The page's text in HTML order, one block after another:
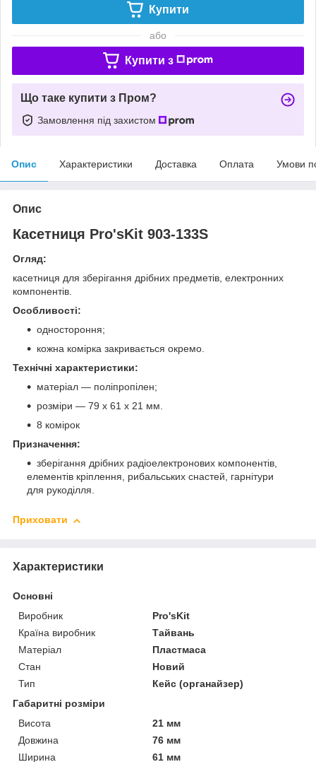
Купити
або
Купити з
Що таке купити з Пром?
Замовлення під захистом
Опис Характеристики Доставка Оплата Умови
Опис
Касетниця Pro'sKit 903-133S
Огляд:
касетниця для зберігання дрібних предметів, електронних
компонентів.
Особливості:
одностороння;
кожна комірка закривається окремо.
Технічні характеристики:
матеріал — поліпропілен;
розміри — 79 х 61 х 21 мм.
8 комірок
Призначення:
зберігання дрібних радіоелектронових компонентів,
елементів кріплення, рибальських снастей, гарнітури
для рукоділля.
Приховати
Характеристики
Основні
Виробник
Pro'sKit
Країна виробник
Тайвань
Матеріал
Пластмаса
Стан
Новий
Тип
Кейс (органайзер)
Габаритні розміри
Висота
21 мм
Довжина
76 мм
Ширина
61 мм